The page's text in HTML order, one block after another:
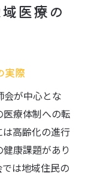
医療の
実際
会が中心とな
療体制への転
高齢化の進行
康課題があり
は地域住民の